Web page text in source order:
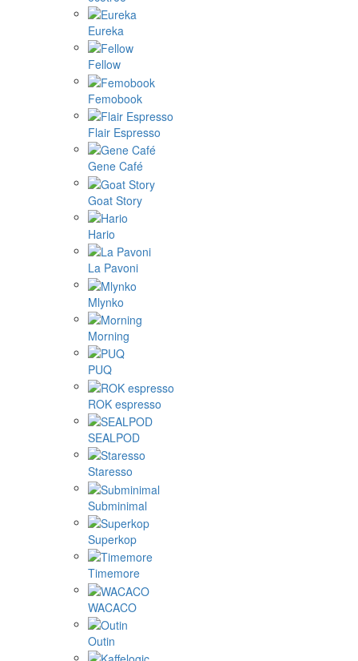
Eureka
Fellow
Femobook
Flair Espresso
Gene Café
Goat Story
Hario
La Pavoni
Mlynko
Morning
PUQ
ROK espresso
SEALPOD
Staresso
Subminimal
Superkop
Timemore
WACACO
Outin